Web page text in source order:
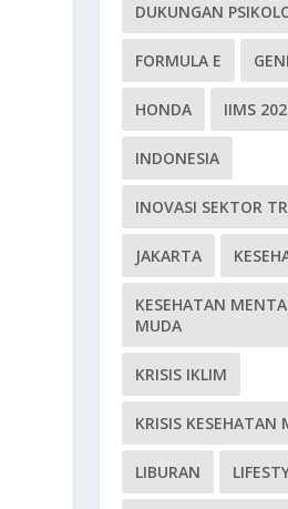
DUKUNGAN
FORMULA E
HONDA IIMS
INDONESIA
INOVASI SEKTOR
JAKARTA
KESEHATAN
MUDA
KRISIS IKLIM
KRISIS KESEHATAN
LIBURAN